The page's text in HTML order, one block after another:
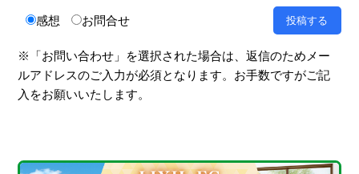
感想 お問合せ
※「お問い合わせ」を選択された場合は、返信のためメー
ルアドレスのご入力が必須となります。お手数ですがご記
入をお願いいたします。